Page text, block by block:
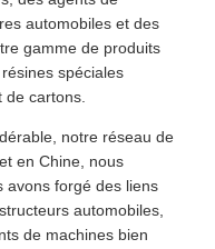
automobiles et des
gamme de produits
spéciales
de cartons.
notre réseau de
en Chine, nous
avons forgé des liens
automobiles,
de machines bien